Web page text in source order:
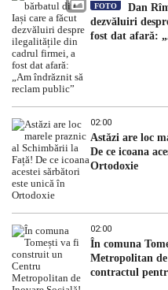
FOTO
Dan
dezvăluiri
fost dat afară:
02:00
Astăzi are loc
De ce icoana
Ortodoxie
02:00
În comuna
Metropolitan
contractul